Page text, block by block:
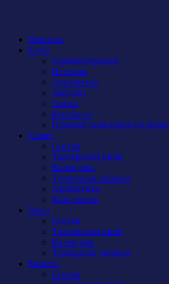
Новости
Клуб
Администрация
История
Документы
Закупки
Арена
Контакты
Правила поведения на арене
Сокол
Состав
Тренерский штаб
Календарь
Турнирная таблица
Атрибутика
Фан-сектор
Рыси
Состав
Тренерский штаб
Календарь
Турнирная таблица
Бирюса
Состав